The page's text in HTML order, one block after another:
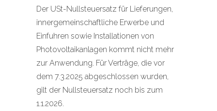
Der USt-Nullsteuersatz für Lieferungen,
innergemeinschaftliche Erwerbe und
Einfuhren sowie Installationen von
Photovoltaikanlagen kommt nicht mehr
zur Anwendung. Für Verträge, die vor
dem 7.3.2025 abgeschlossen wurden,
gilt der Nullsteuersatz noch bis zum
1.1.2026.